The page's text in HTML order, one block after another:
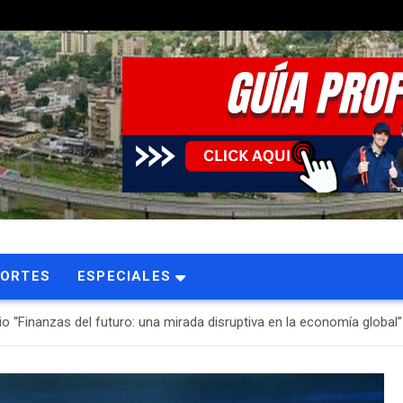
ESPECIALES
“Finanzas del futuro: una mirada disruptiva en la economía